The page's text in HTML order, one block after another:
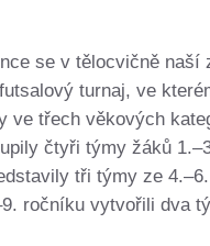
se v tělocvičně naší
turnaj, ve
ve třech věkových
čtyři týmy žáků
tři týmy ze
ročníku vytvořili dva